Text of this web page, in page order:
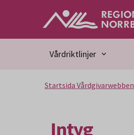
Gå till huvudmeny
Gå till övergripande innehåll
Vårdriktlinjer
Startsida Vårdgivarwebben
Intyg